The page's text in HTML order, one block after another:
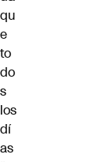
qu
e
to
do
s
los
dí
as